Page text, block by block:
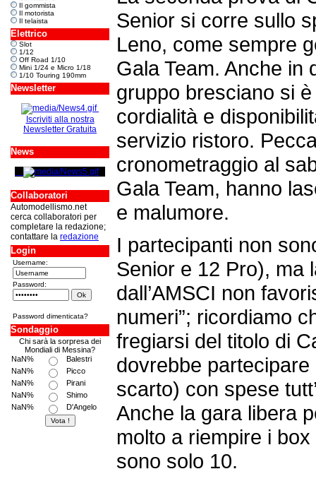
Il gommista
Il motorista
Il telaista
Elettrico
Slot
1/12
Off Road 1/10
Mini 1/24 e Micro 1/18
1/10 Touring 190mm
Newsletter
Iscriviti alla nostra
Newsletter Gratuita
News
Collaboratori
Automodellismo.net
cerca collaboratori per
completare la redazione;
contattare la redazione
Login
Username:
Password:
Password dimenticata?
Sondaggio
Chi sarà la sorpresa dei
Mondiali di Messina?
NaN%
Balestri
NaN%
Picco
NaN%
Pirani
NaN%
Shimo
NaN%
D'Angelo
Senior si corre sullo
Leno, come sempre
Gala Team. Anche in
gruppo bresciano si
cordialità e
servizio ristoro.
cronometraggio al
Gala Team, hanno
e malumore.
I partecipanti non
Senior e 12 Pro), ma
dall’AMSCI non
numeri”; ricordiamo
fregiarsi del titolo di
dovrebbe
scarto) con spese
Anche la gara libera
molto a riempire i
sono solo 10.